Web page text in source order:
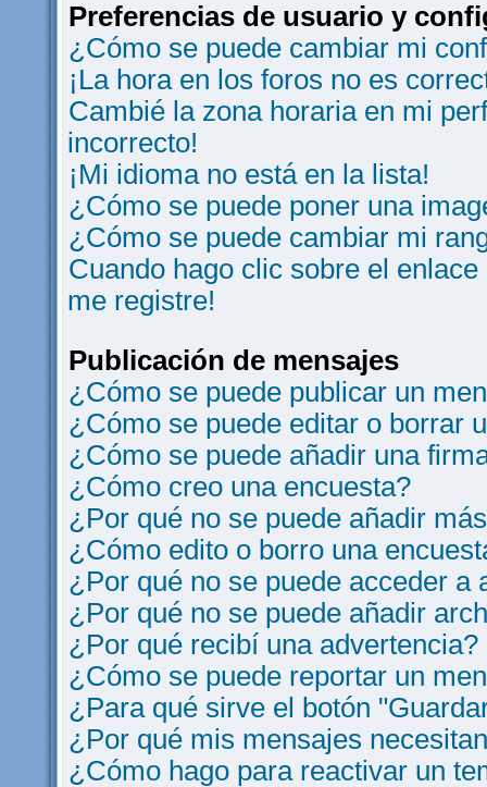
Preferencias de usuario y
¿Cómo se puede cambiar mi
¡La hora en los foros no es
Cambié la zona horaria en mi
incorrecto!
¡Mi idioma no está en la lista!
¿Cómo se puede poner una
¿Cómo se puede cambiar mi
Cuando hago clic sobre el
me registre!
Publicación de mensajes
¿Cómo se puede publicar un
¿Cómo se puede editar o borrar
¿Cómo se puede añadir una
¿Cómo creo una encuesta?
¿Por qué no se puede añadir
¿Cómo edito o borro una
¿Por qué no se puede acceder a
¿Por qué no se puede añadir
¿Por qué recibí una advertencia?
¿Cómo se puede reportar un
¿Para qué sirve el botón
¿Por qué mis mensajes
¿Cómo hago para reactivar un